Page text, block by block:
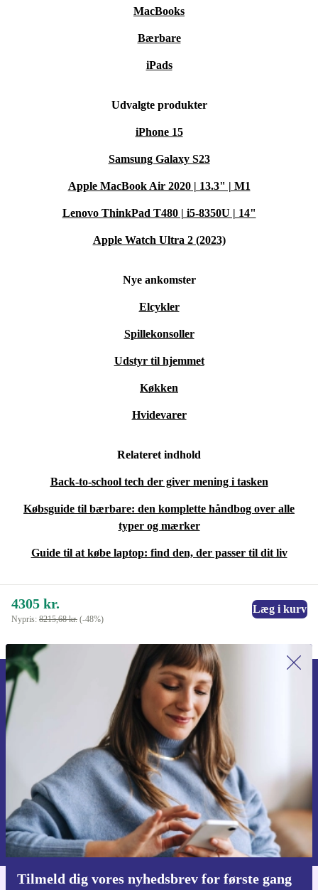
MacBooks
Bærbare
iPads
Udvalgte produkter
iPhone 15
Samsung Galaxy S23
Apple MacBook Air 2020 | 13.3" | M1
Lenovo ThinkPad T480 | i5-8350U | 14"
Apple Watch Ultra 2 (2023)
Nye ankomster
Elcykler
Spillekonsoller
Udstyr til hjemmet
Køkken
Hvidevarer
Relateret indhold
Back-to-school tech der giver mening i tasken
Købsguide til bærbare: den komplette håndbog over alle
typer og mærker
Guide til at købe laptop: find den, der passer til dit liv
4305 kr.
Nypris: 8215,68 kr. (-48%)
Læg i kurv
Tilmeld dig vores nyhedsbrev for første gang
Tilmeld dig vores nyhedsbrev for
første gang og spar 115 kr!
Gå aldrig glip af et tilbud igen.
Anmod om kupon
Du kan finde information omkring vores brug af personlig data i vores
Privatlivspolitik.